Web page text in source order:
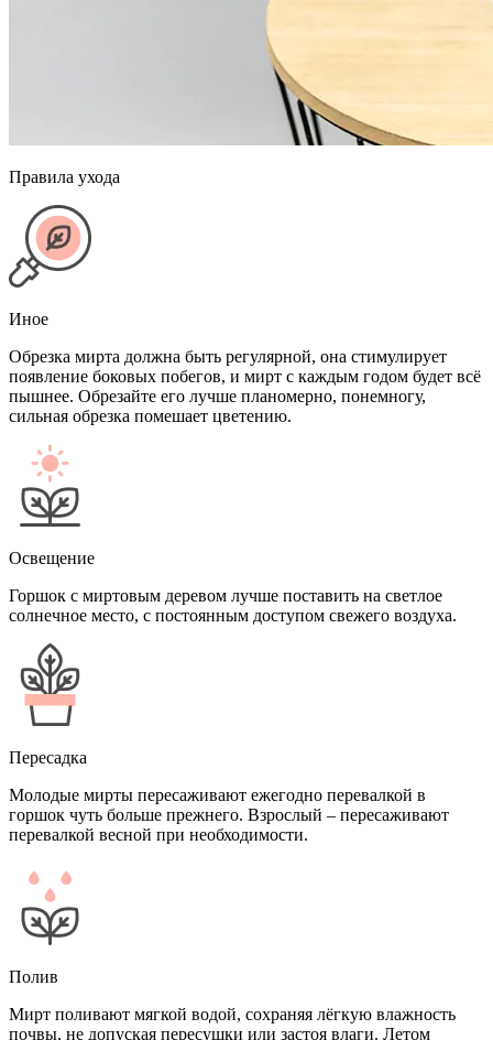
Правила ухода
Иное
Обрезка мирта должна быть регулярной, она стимулирует
появление боковых побегов, и мирт с каждым годом будет всё
пышнее. Обрезайте его лучше планомерно, понемногу,
сильная обрезка помешает цветению.
Освещение
Горшок с миртовым деревом лучше поставить на светлое
солнечное место, с постоянным доступом свежего воздуха.
Пересадка
Молодые мирты пересаживают ежегодно перевалкой в
горшок чуть больше прежнего. Взрослый – пересаживают
перевалкой весной при необходимости.
Полив
Мирт поливают мягкой водой, сохраняя лёгкую влажность
почвы, не допуская пересушки или застоя влаги. Летом